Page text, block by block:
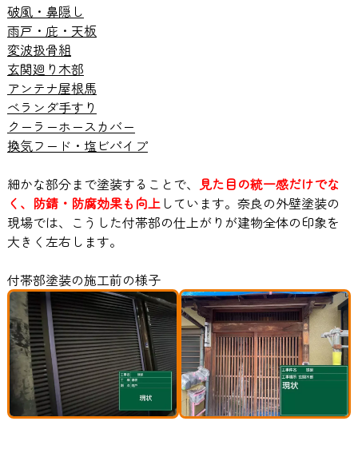
破風・鼻隠し
雨戸・庇・天板
変波扱骨組
玄関廻り木部
アンテナ屋根馬
ベランダ手すり
クーラーホースカバー
換気フード・塩ビパイプ
細かな部分まで塗装することで、
見た目の統一感だけでな
く、防錆・防腐効果も向上しています。奈良の外壁塗装の
現場では、こうした付帯部の仕上がりが建物全体の印象を
大きく左右します。
付帯部塗装の施工前の様子